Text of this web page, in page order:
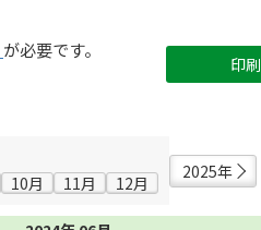
が必要です。
印刷
10月 11月 12月
2025年